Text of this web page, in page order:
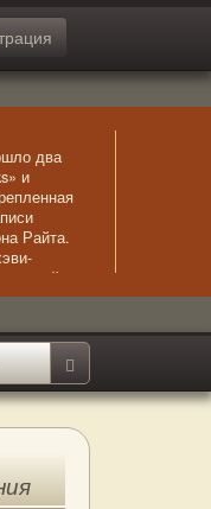
два
и
Райта.